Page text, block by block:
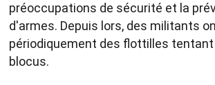
préoccupations de sécurité et la
d'armes. Depuis lors, des militants
périodiquement des flottilles
blocus.